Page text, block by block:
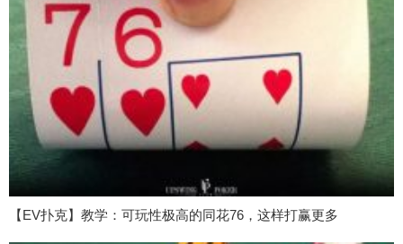
【EV扑克】教学：可玩性极高的同花76，这样打赢更多